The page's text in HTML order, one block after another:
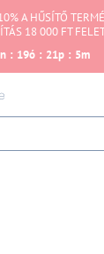
A HŰSÍTŐ
18 000 FT
n : 19ó : 21p : 5m